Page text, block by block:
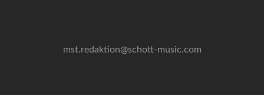
mst.redaktion@schott-music.com